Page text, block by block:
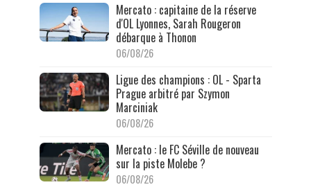
Mercato : capitaine de la réserve
d'OL Lyonnes, Sarah Rougeron
débarque à Thonon
06/08/26
Ligue des champions : OL - Sparta
Prague arbitré par Szymon
Marciniak
06/08/26
Mercato : le FC Séville de nouveau
sur la piste Molebe ?
06/08/26